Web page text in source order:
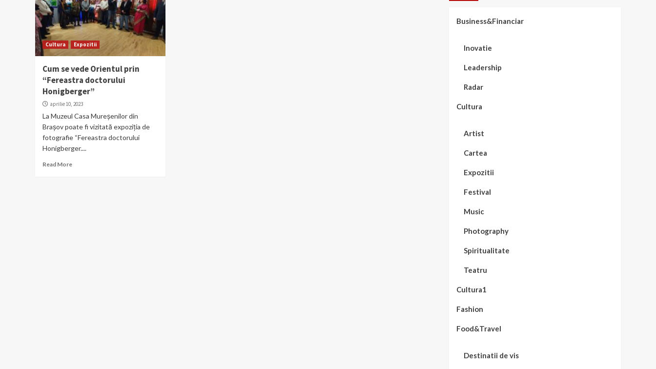
Cultura Expozitii
Cum se vede Orientul prin
“Fereastra doctorului
Honigberger”
aprilie 10, 2023
La Muzeul Casa Mureşenilor din
Braşov poate fi vizitată expoziția de
fotografie “Fereastra doctorului
Honigberger....
Read More
Business&Financiar
Inovatie
Leadership
Radar
Cultura
Artist
Cartea
Expozitii
Festival
Music
Photography
Spiritualitate
Teatru
Cultura1
Fashion
Food&Travel
Destinatii de vis